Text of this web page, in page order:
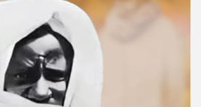
© Copyright 2025, APS